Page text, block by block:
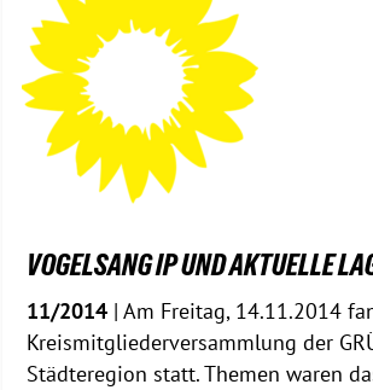
VOGELSANG IP UND AKTUELLE
11/2014 | Am Freitag, 14.11.2014
Kreismitgliederversammlung der
Städteregion statt. Themen waren